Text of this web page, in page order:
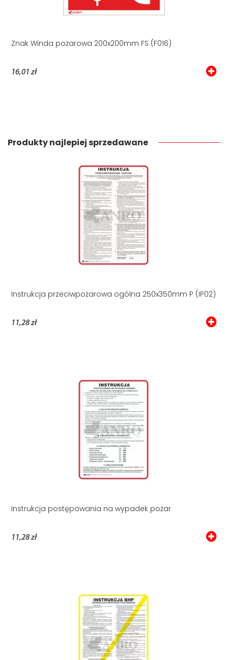
Znak Winda pożarowa 200x200mm FS (F016)
16,01 zł
Produkty najlepiej sprzedawane
Instrukcja przeciwpożarowa ogólna 250x350mm P (IP02)
11,28 zł
Instrukcja postępowania na wypadek pożar
11,28 zł